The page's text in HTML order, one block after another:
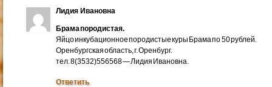
Лидия Ивановна
Брама породистая.
Яйцо инкубационное породистые куры Брама по 50 рублей.
Оренбургская область, г. Оренбург.
тел. 8(3532)556568 — Лидия Ивановна.
Ответить